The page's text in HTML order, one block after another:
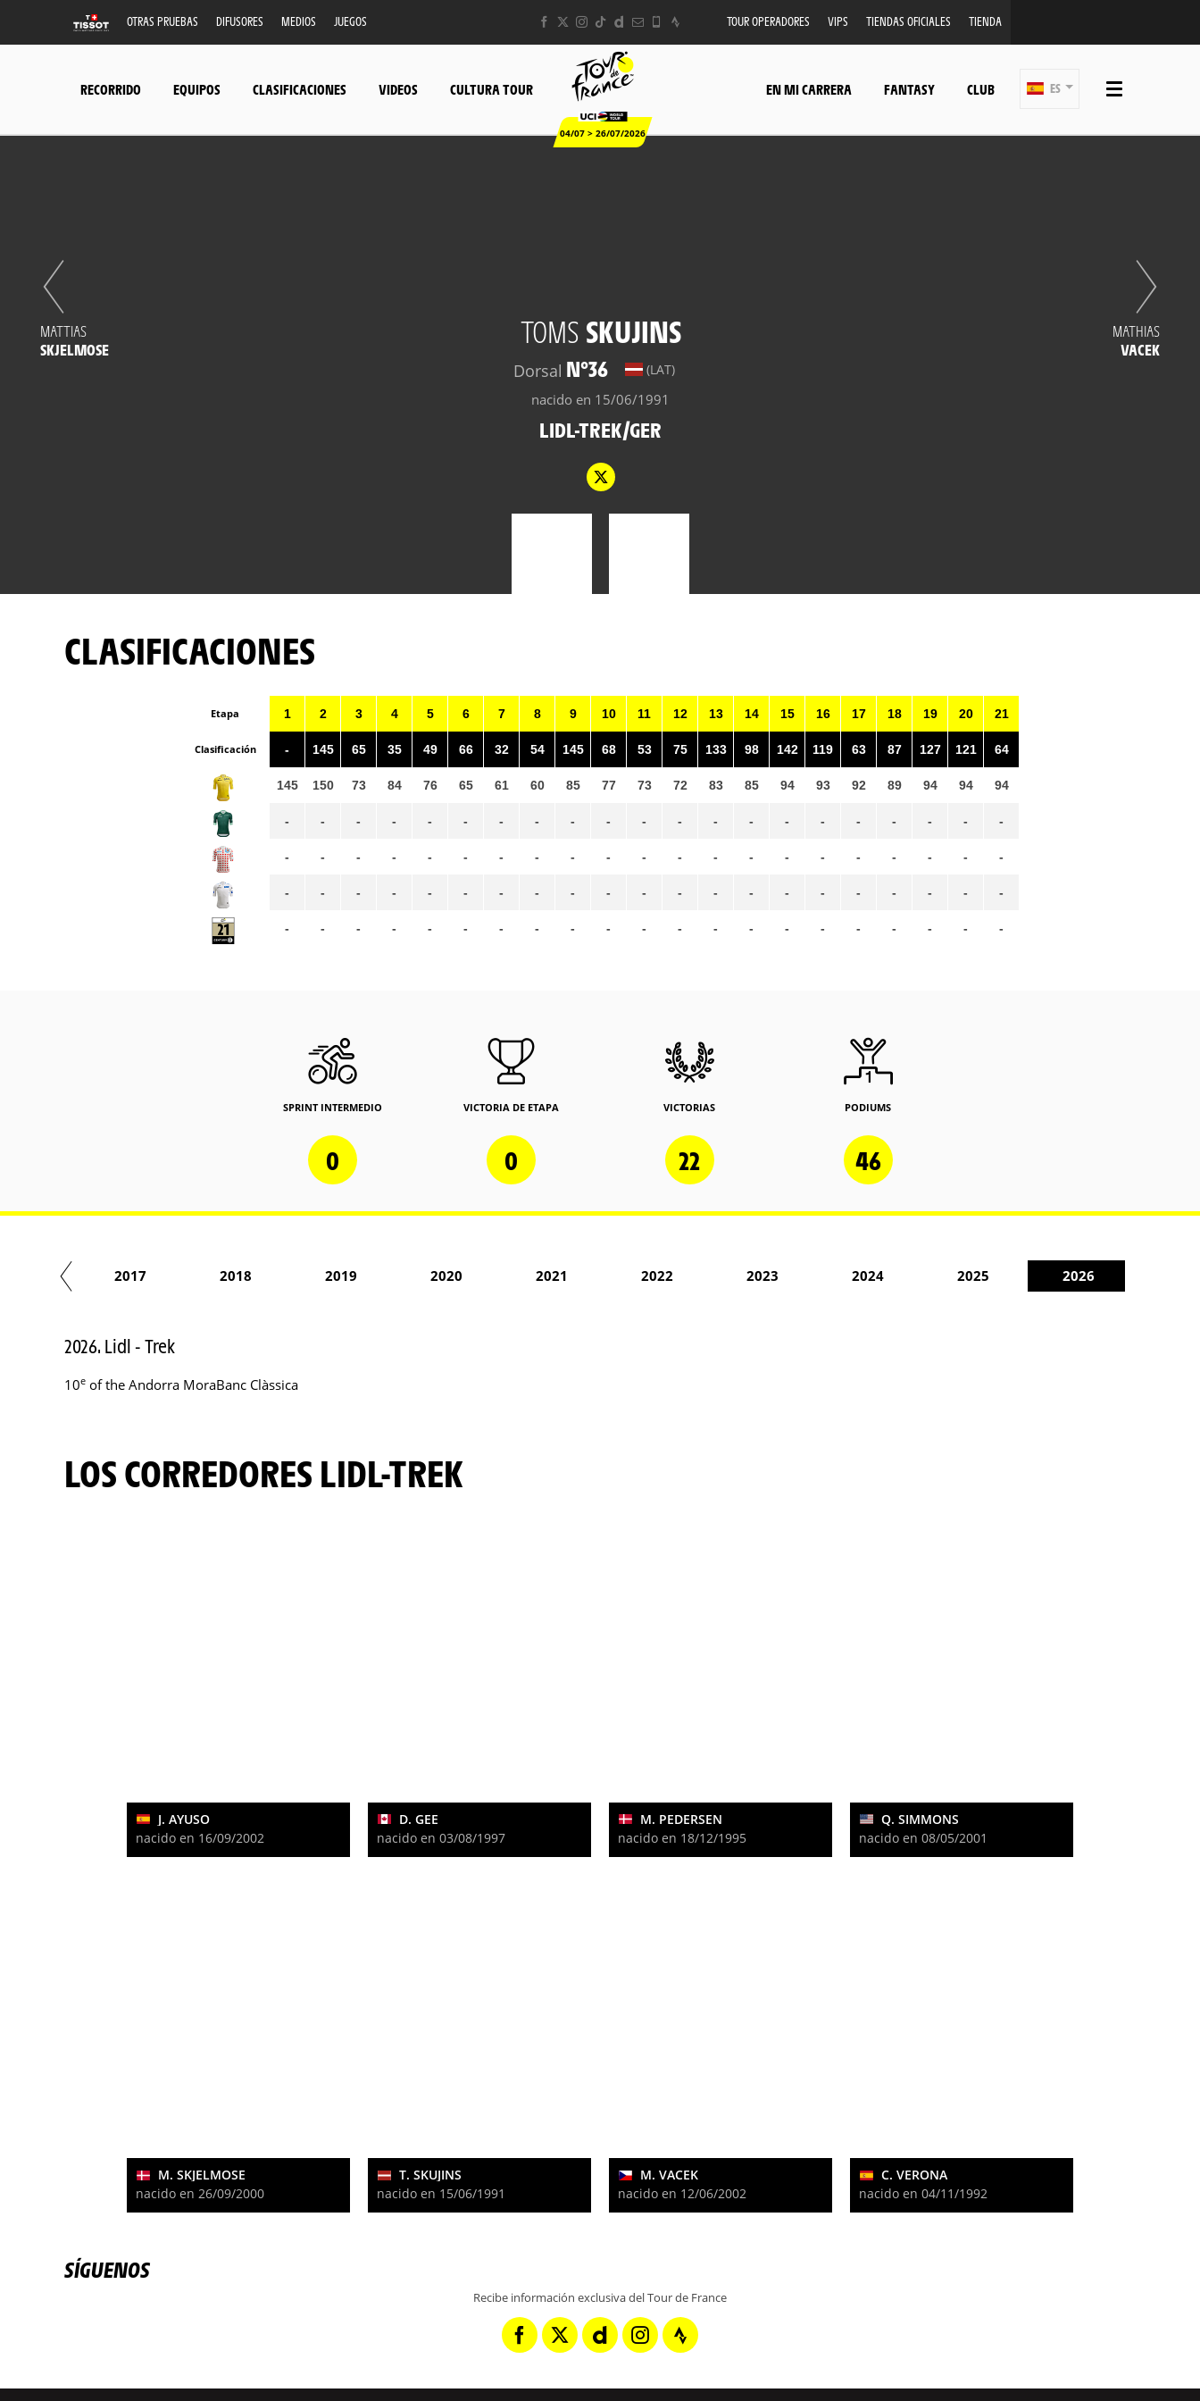
OTRAS PRUEBAS DIFUSORES MEDIOS JUEGOS TOUR OPERADORES VIPS TIENDAS OFICIALES TIENDA
RECORRIDO EQUIPOS CLASIFICACIONES VIDEOS CULTURA TOUR
04/07 > 26/07/2026
EN MI CARRERA FANTASY CLUB ES
TOMS SKUJINS
Dorsal N°36 (LAT)
nacido en 15/06/1991
LIDL-TREK/GER
MATTIAS
SKJELMOSE
MATHIAS
VACEK
CLASIFICACIONES
Etapa
Clasificación
1
-
145
-
-
-
-
2
145
150
-
-
-
-
3
65
73
-
-
-
-
4
35
84
-
-
-
-
5
49
76
-
-
-
-
6
66
65
-
-
-
-
7
32
61
-
-
-
-
8
54
60
-
-
-
-
9
145
85
-
-
-
-
10
68
77
-
-
-
-
11
53
73
-
-
-
-
12
75
72
-
-
-
-
13
133
83
-
-
-
-
14
98
85
-
-
-
-
15
142
94
-
-
-
-
16
119
93
-
-
-
-
17
63
92
-
-
-
-
18
87
89
-
-
-
-
19
127
94
-
-
-
-
20
121
94
-
-
-
-
21
64
94
-
-
-
-
SPRINT INTERMEDIO
0
VICTORIA DE ETAPA
0
VICTORIAS
22
PODIUMS
46
2017 2018 2019 2020 2021 2022 2023 2024 2025 2026
2026. Lidl - Trek
10e of the Andorra MoraBanc Clàssica
LOS CORREDORES LIDL-TREK
J. AYUSO
nacido en 16/09/2002
D. GEE
nacido en 03/08/1997
M. PEDERSEN
nacido en 18/12/1995
Q. SIMMONS
nacido en 08/05/2001
M. SKJELMOSE
nacido en 26/09/2000
T. SKUJINS
nacido en 15/06/1991
M. VACEK
nacido en 12/06/2002
C. VERONA
nacido en 04/11/1992
SÍGUENOS
Recibe información exclusiva del Tour de France